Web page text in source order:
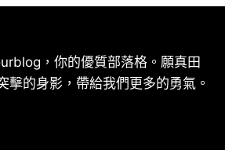
，你的優質部落格。願真田
擊的身影，帶給我們更多的勇氣。